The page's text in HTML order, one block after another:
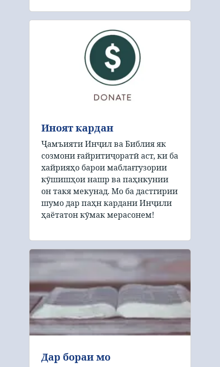
Иноят кардан
Ҷамъияти Инҷил ва Библия як
созмони ғайритиҷоратӣ аст, ки ба
хайрияҳо барои маблағгузории
кӯшишҳои нашр ва паҳнкунии
он такя мекунад. Мо ба дастгирии
шумо дар паҳн кардани Инҷили
ҳаётатон кӯмак мерасонем!
Дар бораи мо